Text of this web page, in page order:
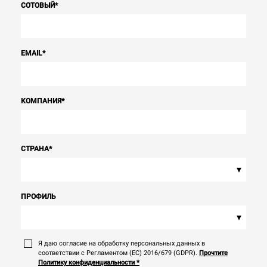
СОТОВЫЙ*
EMAIL*
КОМПАНИЯ*
СТРАНА*
▾
ПРОФИЛЬ
▾
Я даю согласие на обработку персональных данных в
соответствии с Регламентом (ЕС) 2016/679 (GDPR). Прочтите
Политику конфиденциальности *